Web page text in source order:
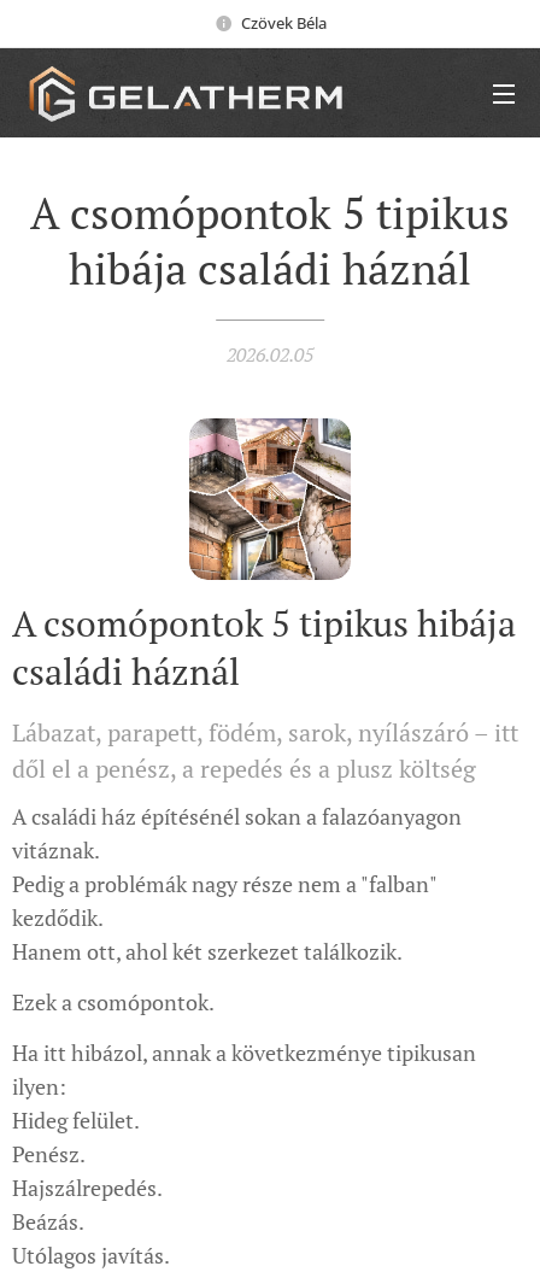
Czövek Béla
A csomópontok 5 tipikus
hibája családi háznál
2026.02.05
A csomópontok 5 tipikus hibája
családi háznál
Lábazat, parapett, födém, sarok, nyílászáró – itt
dől el a penész, a repedés és a plusz költség
A családi ház építésénél sokan a falazóanyagon
vitáznak.
Pedig a problémák nagy része nem a "falban"
kezdődik.
Hanem ott, ahol két szerkezet találkozik.
Ezek a csomópontok.
Ha itt hibázol, annak a következménye tipikusan
ilyen:
Hideg felület.
Penész.
Hajszálrepedés.
Beázás.
Utólagos javítás.